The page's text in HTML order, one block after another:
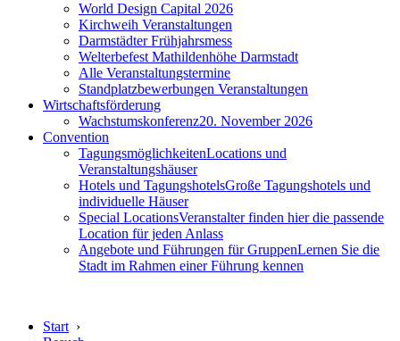
World Design Capital 2026
Kirchweih Veranstaltungen
Darmstädter Frühjahrsmess
Welterbefest Mathildenhöhe Darmstadt
Alle Veranstaltungstermine
Standplatzbewerbungen Veranstaltungen
Wirtschaftsförderung
Wachstumskonferenz20. November 2026
Convention
TagungsmöglichkeitenLocations und
Veranstaltungshäuser
Hotels und TagungshotelsGroße Tagungshotels und
individuelle Häuser
Special LocationsVeranstalter finden hier die passende
Location für jeden Anlass
Angebote und Führungen für GruppenLernen Sie die
Stadt im Rahmen einer Führung kennen
Start ›